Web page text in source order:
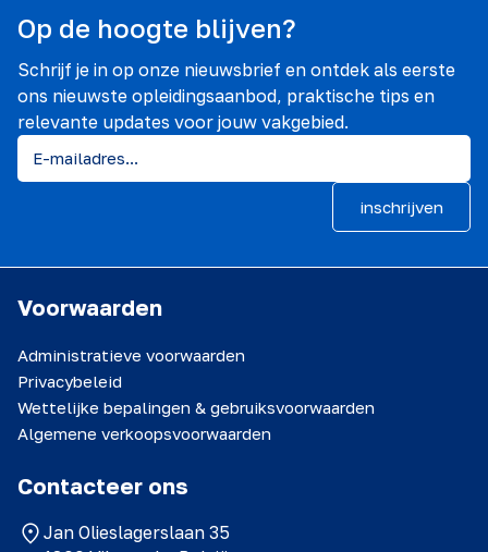
Op de hoogte blijven?
Schrijf je in op onze nieuwsbrief en ontdek als eerste
ons nieuwste opleidingsaanbod, praktische tips en
relevante updates voor jouw vakgebied.
inschrijven
Voorwaarden
Administratieve voorwaarden
Privacybeleid
Wettelijke bepalingen & gebruiksvoorwaarden
Algemene verkoopsvoorwaarden
Contacteer ons
Jan Olieslagerslaan 35